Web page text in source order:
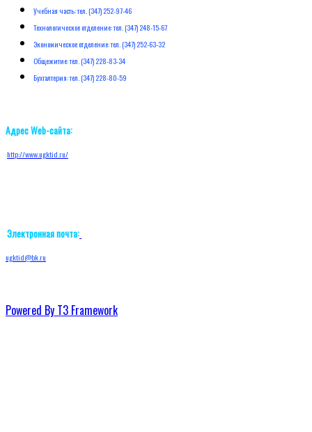
Учебная часть: тел. (347) 252-97-46
Технологическое отделение: тел. (347) 248-15-67
Экономическое отделение: тел. (347) 252-63-32
Общежитие: тел. (347) 228-83-34
Бухгалтерия: тел. (347) 228-80-59
Адрес Web-сайта:
http://www.ugktid.ru/
Электронная почта:
ugktid@bk.ru
Powered By T3 Framework